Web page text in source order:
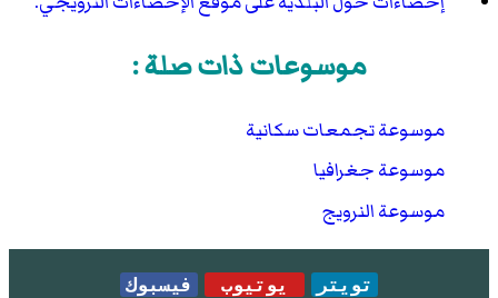
موسوعات ذات صلة :
موسوعة تجمعات سكانية
موسوعة جغرافيا
موسوعة النرويج
تويتر يوتيوب
فيسبوك